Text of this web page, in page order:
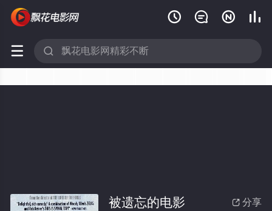
   
 
 分享
被遗忘的电影